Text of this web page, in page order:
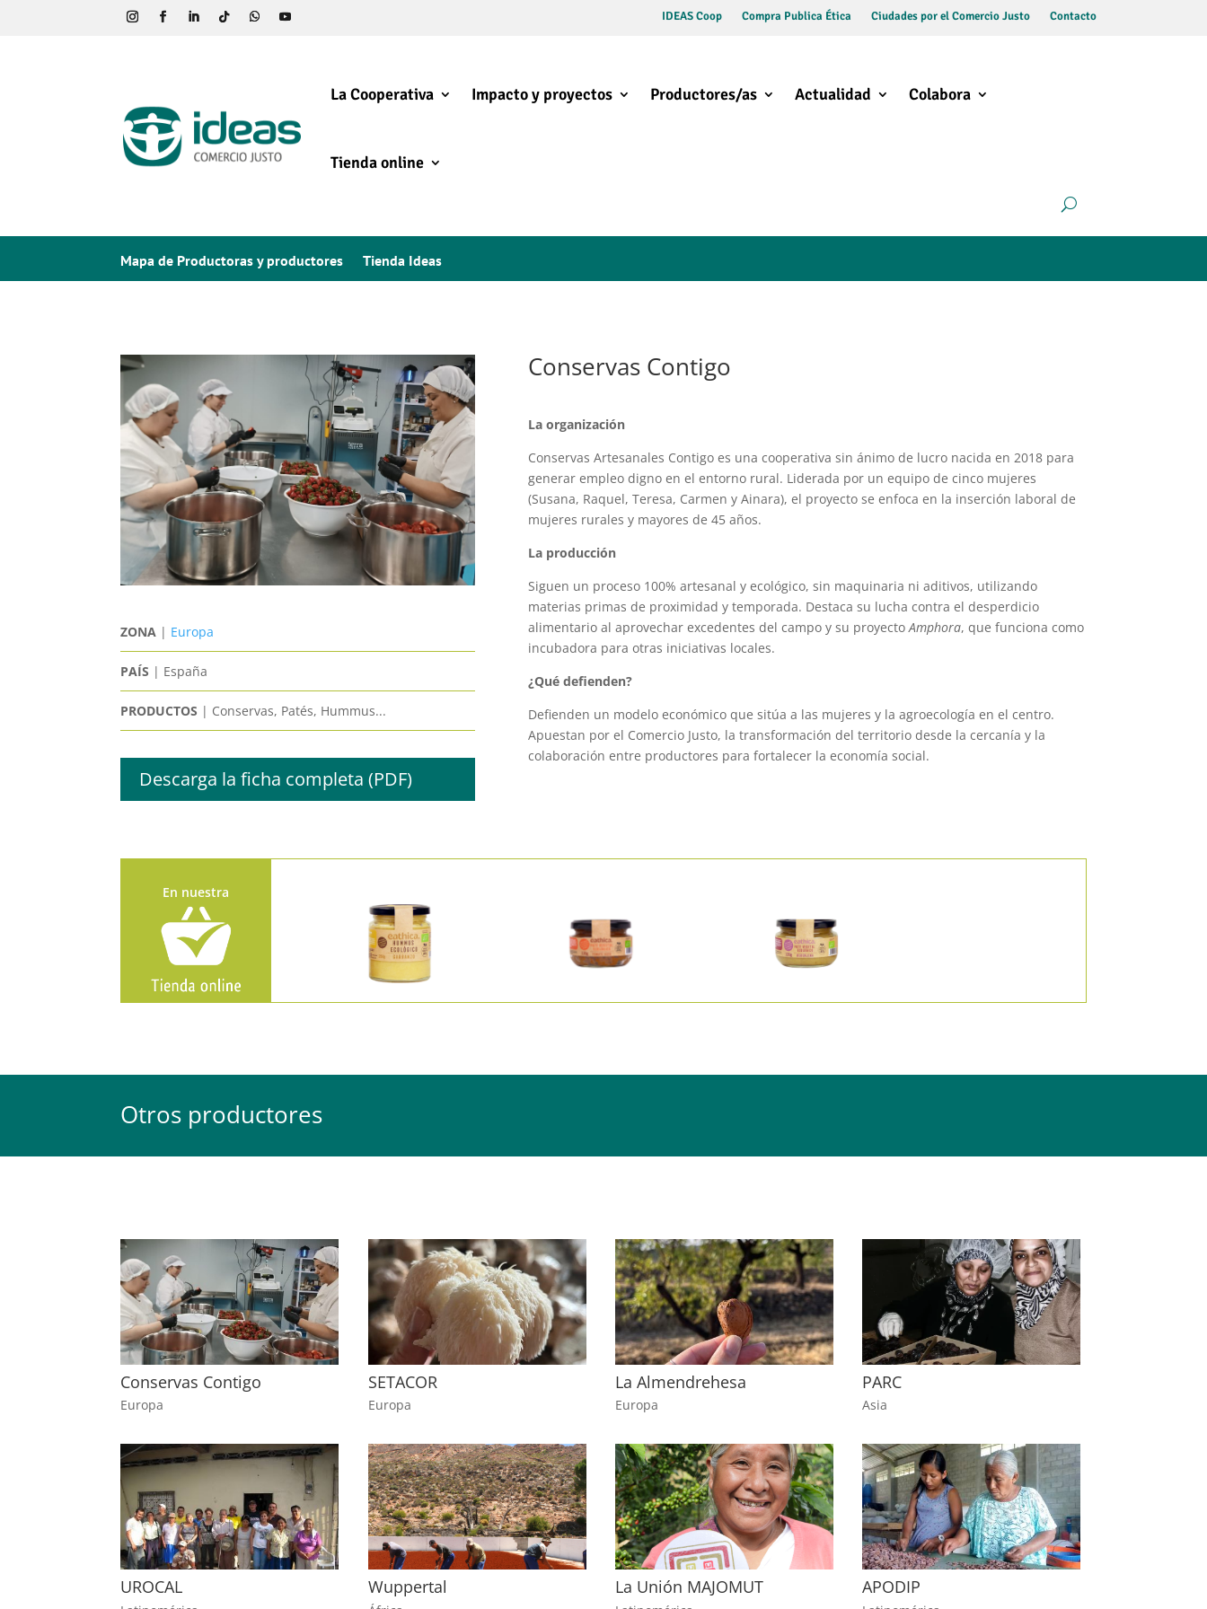
IDEAS Coop Compra Publica Ética Ciudades por el Comercio Justo Contacto
La Cooperativa Impacto y proyectos Productores/as Actualidad Colabora
Tienda online
Mapa de Productoras y productores Tienda Ideas
ZONA | Europa
PAÍS | España
PRODUCTOS | Conservas, Patés, Hummus...
Descarga la ficha completa (PDF)
Conservas Contigo
La organización
Conservas Artesanales Contigo es una cooperativa sin ánimo de lucro nacida en 2018 para
generar empleo digno en el entorno rural. Liderada por un equipo de cinco mujeres
(Susana, Raquel, Teresa, Carmen y Ainara), el proyecto se enfoca en la inserción laboral de
mujeres rurales y mayores de 45 años.
La producción
Siguen un proceso 100% artesanal y ecológico, sin maquinaria ni aditivos, utilizando
materias primas de proximidad y temporada. Destaca su lucha contra el desperdicio
alimentario al aprovechar excedentes del campo y su proyectoAmphora, que funciona como
incubadora para otras iniciativas locales.
¿Qué defienden?
Defienden un modelo económico que sitúa a las mujeres y la agroecología en el centro.
Apuestan por el Comercio Justo, la transformación del territorio desde la cercanía y la
colaboración entre productores para fortalecer la economía social.
En nuestra
Otros productores
Conservas Contigo
Europa
SETACOR
Europa
La Almendrehesa
Europa
PARC
Asia
UROCAL Wuppertal La Unión MAJOMUT APODIP